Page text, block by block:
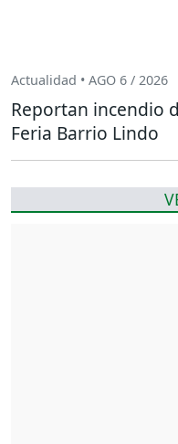
Actualidad • AGO 6 / 2026
Reportan incendio
Feria Barrio Lindo